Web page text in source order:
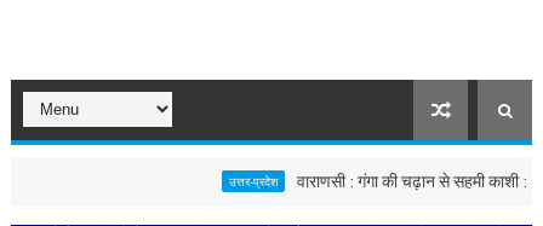
उत्तर-प्रदेश वाराणसी : गंगा की चढ़ान से सहमी काशी : छूने को